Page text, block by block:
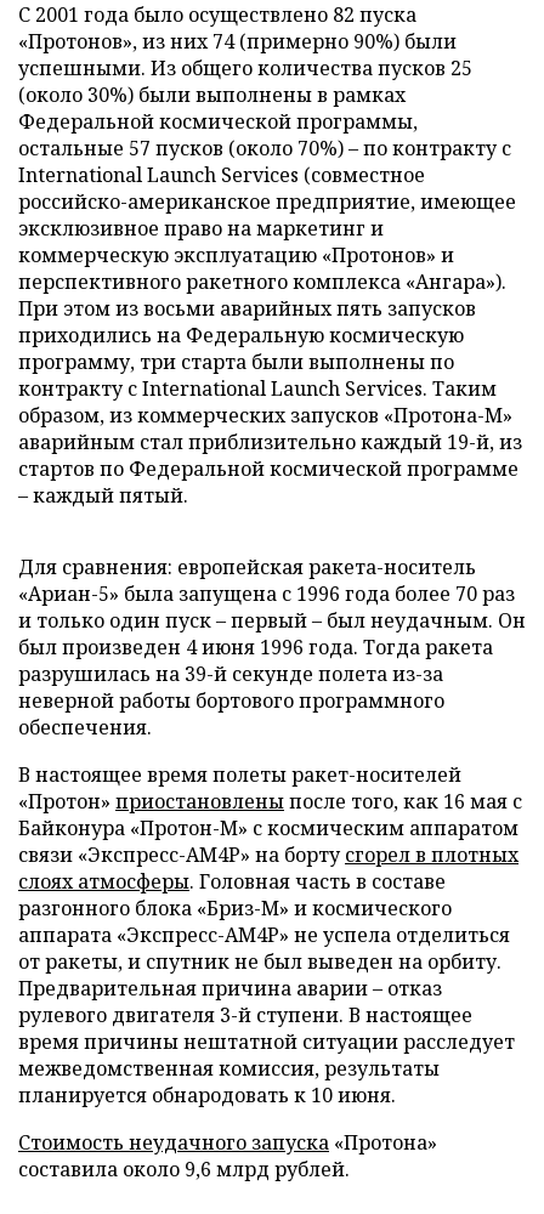
С 2001 года было осуществлено 82 пуска
«Протонов», из них 74 (примерно 90%) были
успешными. Из общего количества пусков 25
(около 30%) были выполнены в рамках
Федеральной космической программы,
остальные 57 пусков (около 70%) – по контракту с
International Launch Services (совместное
российско-американское предприятие, имеющее
эксклюзивное право на маркетинг и
коммерческую эксплуатацию «Протонов» и
перспективного ракетного комплекса «Ангара»).
При этом из восьми аварийных пять запусков
приходились на Федеральную космическую
программу, три старта были выполнены по
контракту с International Launch Services. Таким
образом, из коммерческих запусков «Протона-М»
аварийным стал приблизительно каждый 19-й, из
стартов по Федеральной космической программе
– каждый пятый.
Для сравнения: европейская ракета-носитель
«Ариан-5» была запущена с 1996 года более 70 раз
и только один пуск – первый – был неудачным. Он
был произведен 4 июня 1996 года. Тогда ракета
разрушилась на 39-й секунде полета из-за
неверной работы бортового программного
обеспечения.
В настоящее время полеты ракет-носителей
«Протон» приостановленыпосле того, как 16 мая с
Байконура «Протон-М» с космическим аппаратом
связи «Экспресс-АМ4Р» на бортусгорел в плотных
слоях атмосферы. Головная часть в составе
разгонного блока «Бриз-М» и космического
аппарата «Экспресс-АМ4Р» не успела отделиться
от ракеты, и спутник не был выведен на орбиту.
Предварительная причина аварии – отказ
рулевого двигателя 3-й ступени. В настоящее
время причины нештатной ситуации расследует
межведомственная комиссия, результаты
планируется обнародовать к 10 июня.
Стоимость неудачного запуска «Протона»
составила около 9,6 млрд рублей.